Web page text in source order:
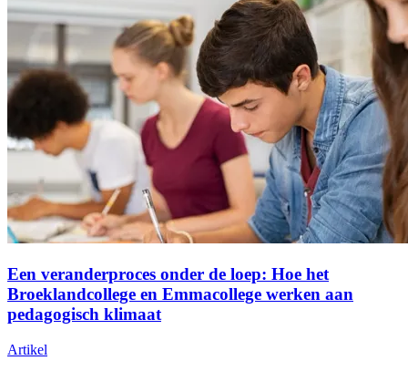
Een veranderproces onder de loep: Hoe het
Broeklandcollege en Emmacollege werken aan
pedagogisch klimaat
Artikel